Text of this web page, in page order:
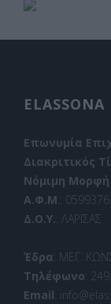
ELASSONA
Επωνυμία
Διακριτικός
Νόμιμη Μορφή
Α.Φ.Μ .:
Δ.Ο.Υ.: ΛΑΡΙΣΑΣ
Έδρα: ΜΕΓ.
Τηλέφωνο:
Email: